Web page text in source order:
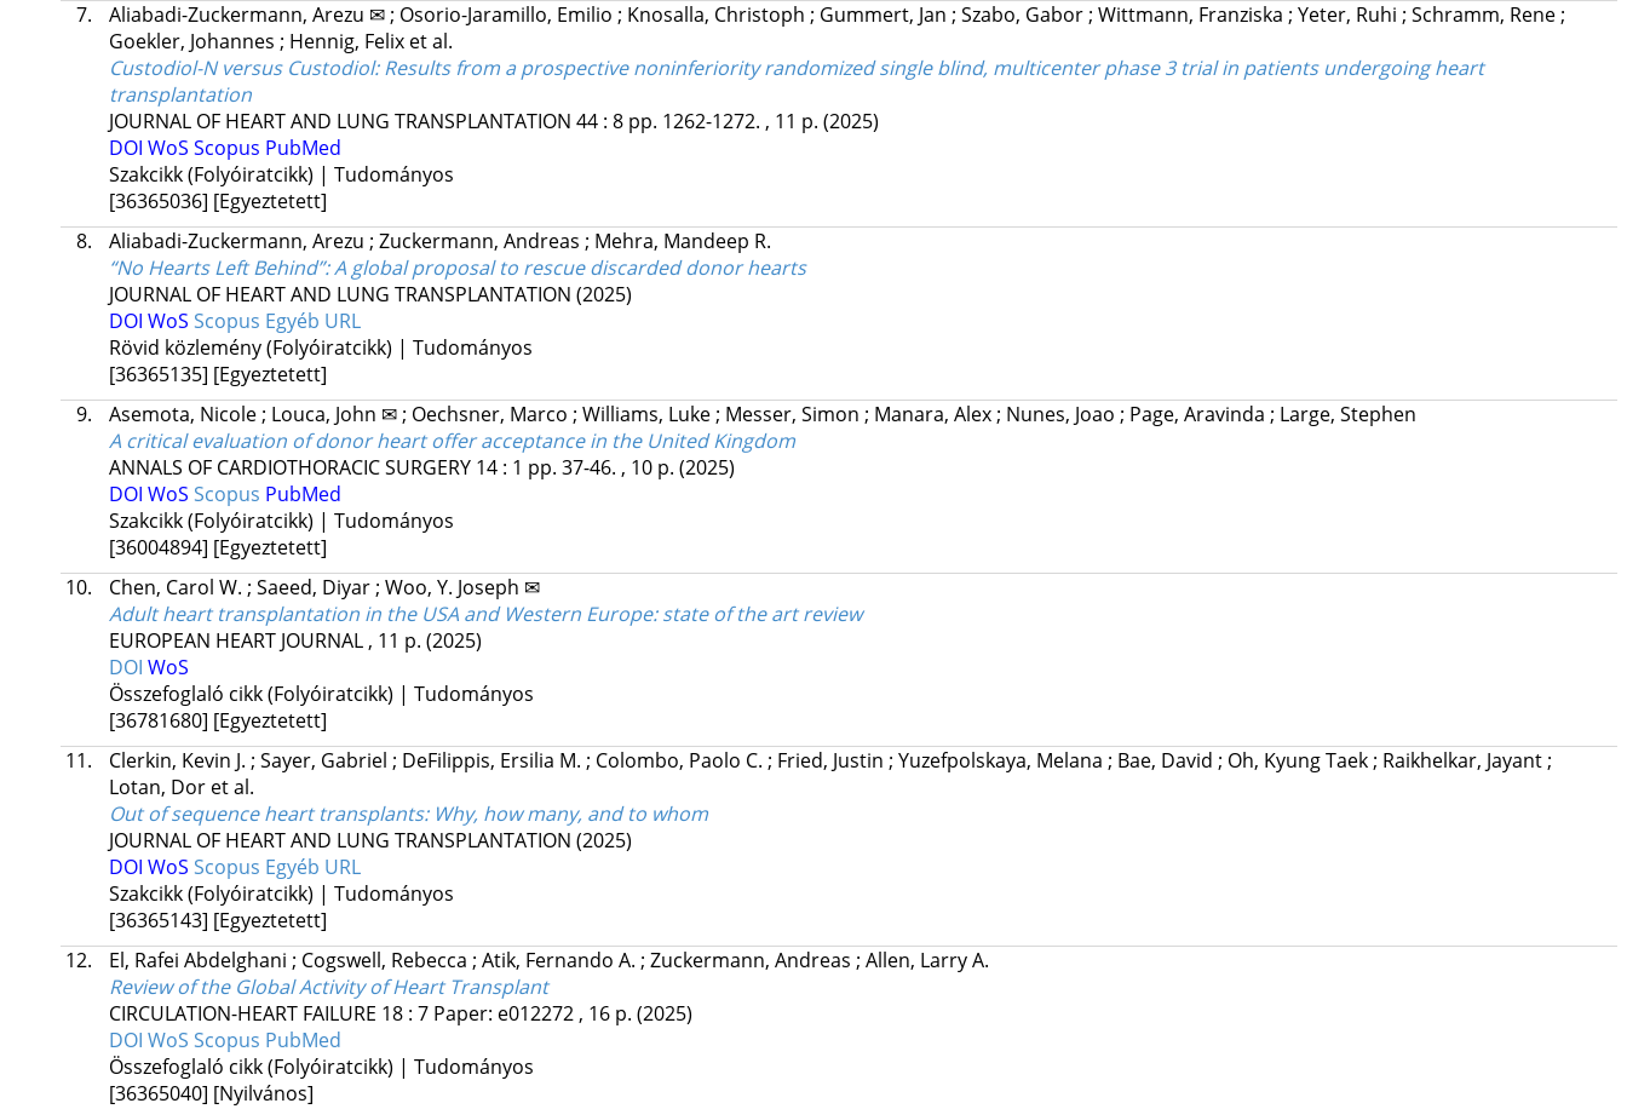
7.
Aliabadi-Zuckermann, Arezu ✉; Osorio-Jaramillo, Emilio ; Knosalla, Christoph ; Gummert, Jan ; Szabo, Gabor; Wittmann, Franziska ; Yeter, Ruhi ; Schramm, Rene;
Goekler, Johannes ; Hennig, Felix et al.
Custodiol-N versus Custodiol: Results from a prospective noninferiority randomized single blind, multicenter phase 3 trial in patients undergoing heart
transplantation
JOURNAL OF HEART AND LUNG TRANSPLANTATION 44: 8 pp. 1262-1272. , 11 p. (2025)
DOI WoS Scopus PubMed
Szakcikk (Folyóiratcikk) | Tudományos
[36365036] [Egyeztetett]
8.
Aliabadi-Zuckermann, Arezu ; Zuckermann, Andreas ; Mehra, Mandeep R.
“No Hearts Left Behind”: A global proposal to rescue discarded donor hearts
JOURNAL OF HEART AND LUNG TRANSPLANTATION (2025)
DOI WoS Scopus Egyéb URL
Rövid közlemény (Folyóiratcikk) | Tudományos
[36365135] [Egyeztetett]
9.
Asemota, Nicole; Louca, John ✉; Oechsner, Marco ; Williams, Luke; Messer, Simon ; Manara, Alex; Nunes, Joao ; Page, Aravinda ; Large, Stephen
A critical evaluation of donor heart offer acceptance in the United Kingdom
ANNALS OF CARDIOTHORACIC SURGERY 14: 1 pp. 37-46. , 10 p. (2025)
DOI WoS Scopus PubMed
Szakcikk (Folyóiratcikk) | Tudományos
[36004894] [Egyeztetett]
10.
Chen, Carol W. ; Saeed, Diyar; Woo, Y. Joseph ✉
Adult heart transplantation in the USA and Western Europe: state of the art review
EUROPEAN HEART JOURNAL, 11 p. (2025)
DOI WoS
Összefoglaló cikk (Folyóiratcikk) | Tudományos
[36781680] [Egyeztetett]
11.
Clerkin, Kevin J. ; Sayer, Gabriel ; DeFilippis, Ersilia M. ; Colombo, Paolo C. ; Fried, Justin ; Yuzefpolskaya, Melana ; Bae, David ; Oh, Kyung Taek; Raikhelkar, Jayant;
Lotan, Dor et al.
Out of sequence heart transplants: Why, how many, and to whom
JOURNAL OF HEART AND LUNG TRANSPLANTATION (2025)
DOI WoS Scopus Egyéb URL
Szakcikk (Folyóiratcikk) | Tudományos
[36365143] [Egyeztetett]
12.
El, Rafei Abdelghani ; Cogswell, Rebecca ; Atik, Fernando A. ; Zuckermann, Andreas ; Allen, Larry A.
Review of the Global Activity of Heart Transplant
CIRCULATION-HEART FAILURE 18: 7 Paper: e012272 , 16 p. (2025)
DOI WoS Scopus PubMed
Összefoglaló cikk (Folyóiratcikk) | Tudományos
[36365040] [Nyilvános]